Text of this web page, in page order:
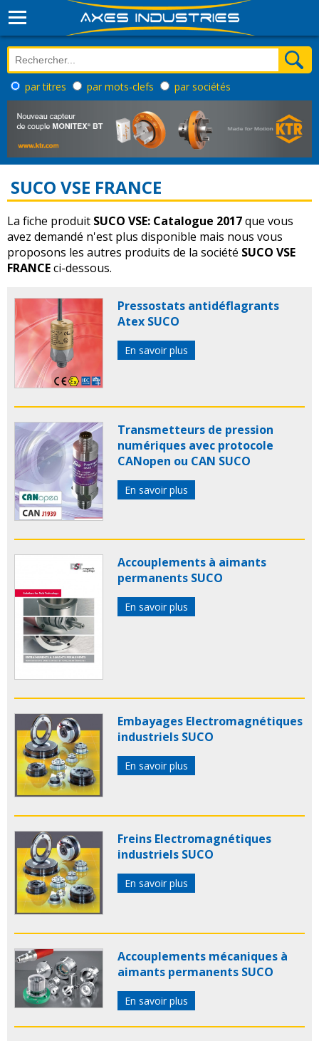
par titres par mots-clefs par sociétés
SUCO VSE FRANCE
La fiche produit SUCO VSE: Catalogue 2017que vous
avez demandé n'est plus disponible mais nous vous
proposons les autres produits de la société SUCO VSE
FRANCEci-dessous.
Pressostats antidéflagrants
Atex SUCO
En savoir plus
Transmetteurs de pression
numériques avec protocole
CANopen ou CAN SUCO
En savoir plus
Accouplements à aimants
permanents SUCO
En savoir plus
Embayages Electromagnétiques
industriels SUCO
En savoir plus
Freins Electromagnétiques
industriels SUCO
En savoir plus
Accouplements mécaniques à
aimants permanents SUCO
En savoir plus